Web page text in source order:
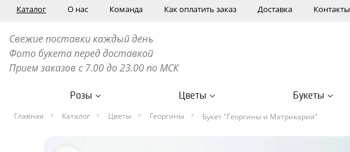
Каталог О нас Команда Как оплатить заказ Доставка Контакты
Свежие поставки каждый день
Фото букета перед доставкой
Прием заказов с 7.00 до 23.00 по МСК
Розы Цветы Букеты
Главная Каталог Цветы Георгины Букет "Георгины и Матрикария"